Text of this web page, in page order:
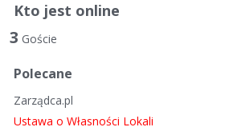
Kto jest online
3 Goście
Polecane
Zarządca.pl
Ustawa o Własności Lokali